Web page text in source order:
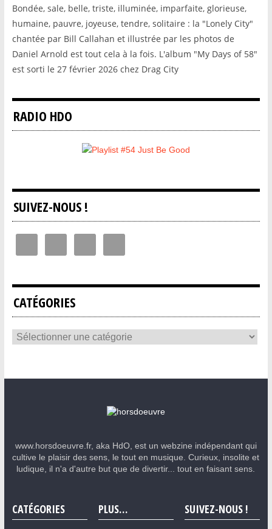
Bondée, sale, belle, triste, illuminée, imparfaite, glorieuse,
humaine, pauvre, joyeuse, tendre, solitaire : la "Lonely City"
chantée par Bill Callahan et illustrée par les photos de
Daniel Arnold est tout cela à la fois. L'album "My Days of 58"
est sorti le 27 février 2026 chez Drag City
RADIO HDO
SUIVEZ-NOUS !
CATÉGORIES
www.horsdoeuvre.fr, aka HdO, est un webzine indépendant qui
cultive le plaisir des sens, le tout en musique. Curieux, insolite et
ludique, il n'a d'autre but que de divertir... tout en faisant sens.
CATÉGORIES PLUS… SUIVEZ-NOUS !